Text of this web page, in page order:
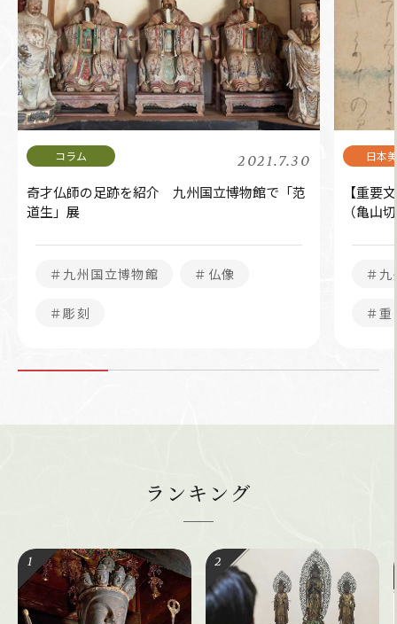
2021.7.30
奇才仏師の足跡を紹介 九州国立博物館で「范
道生」展
＃九州国立博物館 ＃仏像
＃彫刻
【重要
（亀山
＃
＃
ランキング